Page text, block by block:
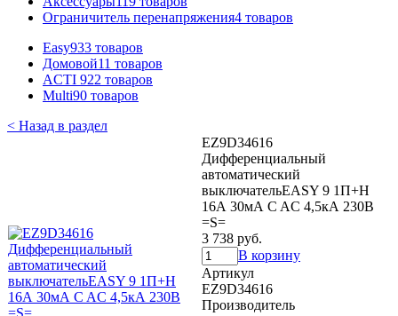
Ограничитель перенапряжения4 товаров
Easy933 товаров
Домовой11 товаров
ACTI 922 товаров
Multi90 товаров
< Назад в раздел
EZ9D34616
Дифференциальный
автоматический
выключательEASY 9 1П+Н
16А 30мА C AC 4,5кА 230В
=S=
3 738 руб.
В корзину
Артикул
EZ9D34616
Производитель